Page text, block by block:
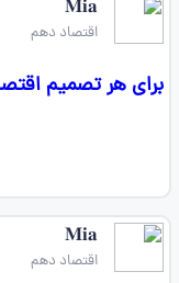
𝐌𝐢𝐚
اقتصاد دهم
برای هر تصمیم
𝐌𝐢𝐚
اقتصاد دهم